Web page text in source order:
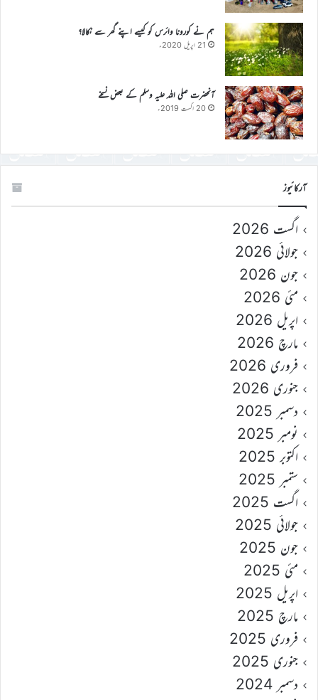
ہم نے کورونا وائرس کو کیسے اپنے گھر سے نکالا؟
21 اپریل 2020ء
آنحضرت صلی اللہ علیہ وسلم کے بعض نسخے
20 اگست 2019ء
آرکائیوز
اگست 2026
جولائی 2026
جون 2026
مئی 2026
اپریل 2026
مارچ 2026
فروری 2026
جنوری 2026
دسمبر 2025
نومبر 2025
اکتوبر 2025
ستمبر 2025
اگست 2025
جولائی 2025
جون 2025
مئی 2025
اپریل 2025
مارچ 2025
فروری 2025
جنوری 2025
دسمبر 2024